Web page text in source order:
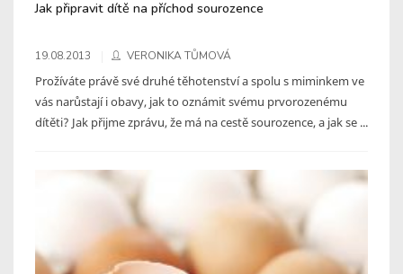
Jak připravit dítě na příchod sourozence
19.08.2013 VERONIKA TŮMOVÁ
Prožíváte právě své druhé těhotenství a spolu s miminkem ve
vás narůstají i obavy, jak to oznámit svému prvorozenému
dítěti? Jak přijme zprávu, že má na cestě sourozence, a jak se ...